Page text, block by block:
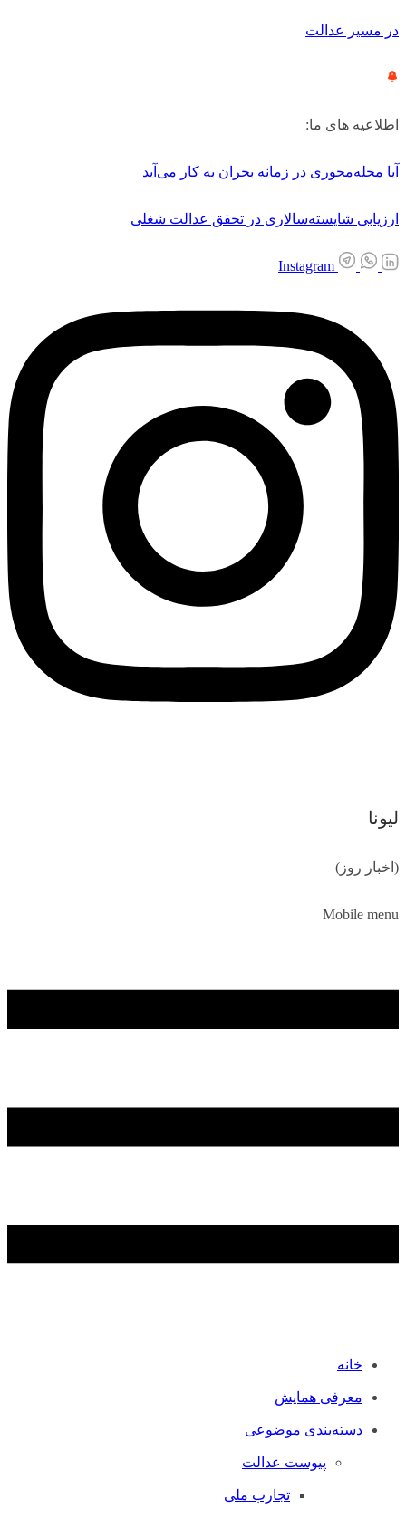
در مسیر عدالت
اطلاعیه های ما:
آیا محله‌محوری در زمانه بحران به کار می‌آید
ارزیابی شایسته‌سالاری در تحقق عدالت شغلی
Instagram
لیونا
(اخبار روز)
Mobile menu
خانه
معرفی همایش
دسته‌بندی موضوعی
پیوست عدالت
تجارب ملی